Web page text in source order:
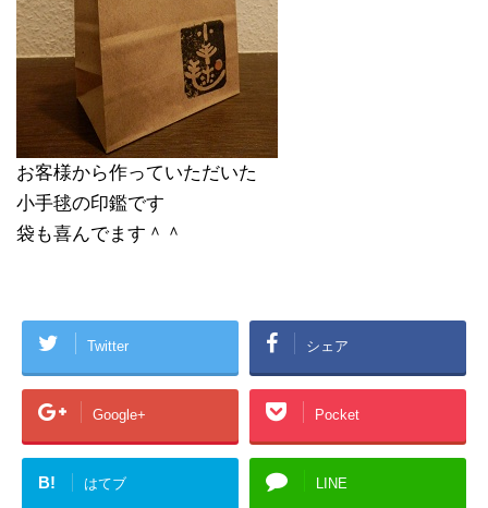
お客様から作っていただいた
小手毬の印鑑です
袋も喜んでます＾＾
Twitter シェア
Google+ Pocket
B! はてブ LINE